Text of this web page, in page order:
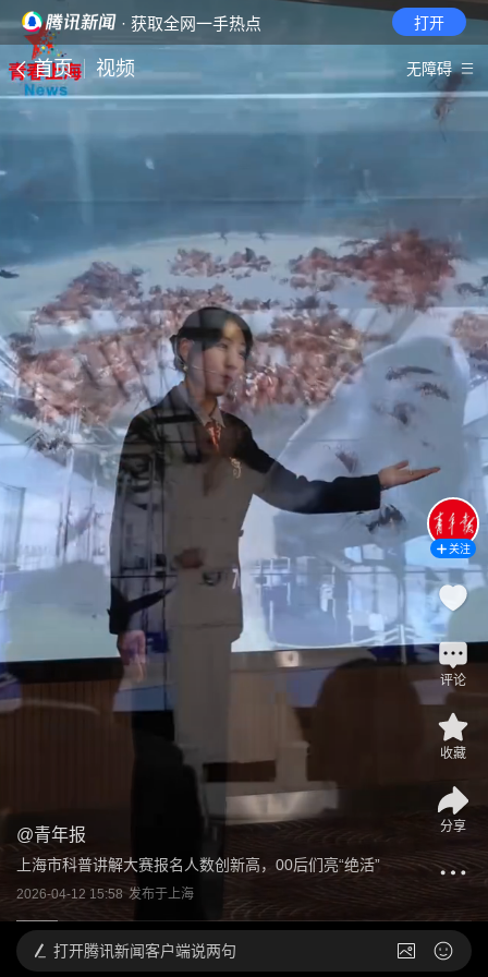
· 获取全网一手热点 打开
首页 视频 无障碍
@青年报
上海市科普讲解大赛报名人数创新高，00后们亮“绝活”
2026-04-12 15:58 发布于上海
关注
评论
收藏
分享
打开腾讯新闻客户端说两句